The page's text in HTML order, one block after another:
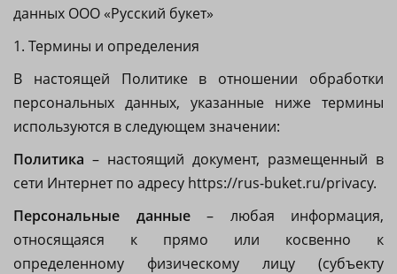
данных ООО «Русский букет»
1. Термины и определения
В настоящей Политике в отношении обработки
персональных данных, указанные ниже термины
используются в следующем значении:
Политика – настоящий документ, размещенный в
сети Интернет по адресу https://rus-buket.ru/privacy.
Персональные данные– любая информация,
относящаяся к прямо или косвенно к
определенному физическому лицу (субъекту